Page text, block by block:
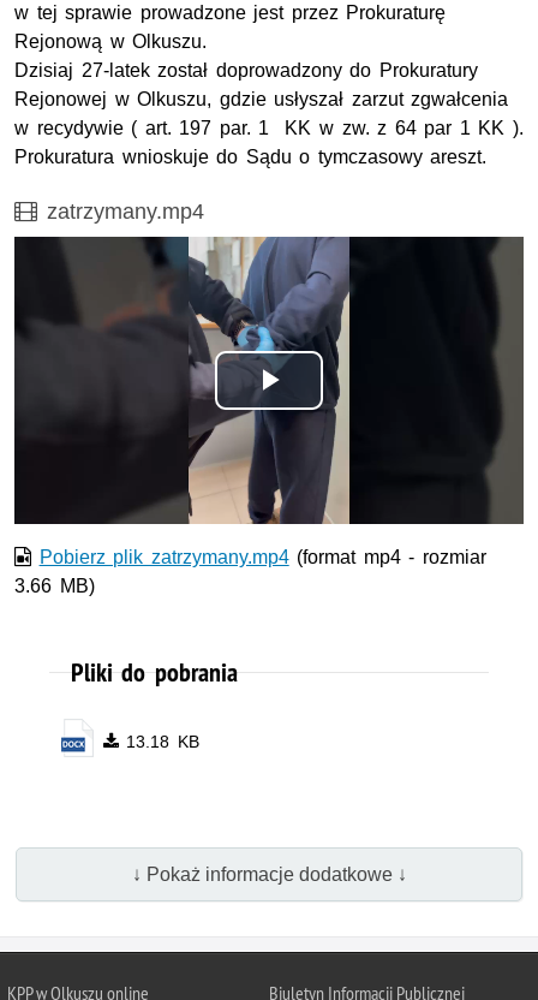
w tej sprawie prowadzone jest przez Prokuraturę
Rejonową w Olkuszu.
Dzisiaj 27-latek został doprowadzony do Prokuratury
Rejonowej w Olkuszu, gdzie usłyszał zarzut zgwałcenia
w recydywie ( art. 197 par. 1 KK w zw. z 64 par 1 KK ).
Prokuratura wnioskuje do Sądu o tymczasowy areszt.
Film
zatrzymany.mp4
Odtwórz
wideo
Pobierz plik zatrzymany.mp4(format mp4 - rozmiar
3.66 MB)
Pliki do pobrania
13.18 KB
↓ Pokaż informacje dodatkowe ↓
KPP w Olkuszu online Biuletyn Informacji Publicznej